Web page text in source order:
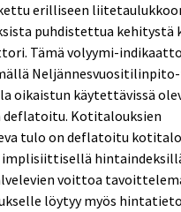
erilliseen
puhdistettua kehitystä
Tämä volyymi-
oikaistun käytettävissä
Kotitalouksien
tulo on deflatoitu
implisiittisellä
voittoa
löytyy myös